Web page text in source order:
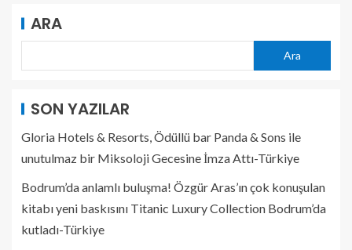
ARA
Ara
SON YAZILAR
Gloria Hotels & Resorts, Ödüllü bar Panda & Sons ile
unutulmaz bir Miksoloji Gecesine İmza Attı-Türkiye
Bodrum’da anlamlı buluşma! Özgür Aras’ın çok konuşulan
kitabı yeni baskısını Titanic Luxury Collection Bodrum’da
kutladı-Türkiye